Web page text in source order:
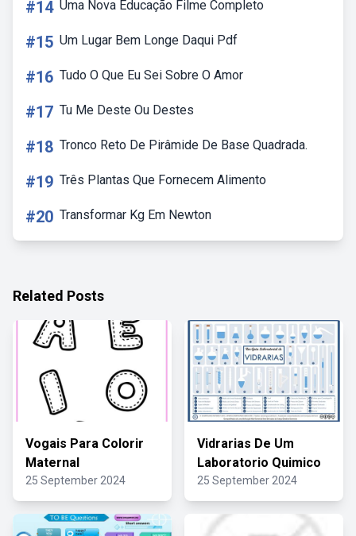
#14 Uma Nova Educação Filme Completo
#15 Um Lugar Bem Longe Daqui Pdf
#16 Tudo O Que Eu Sei Sobre O Amor
#17 Tu Me Deste Ou Destes
#18 Tronco Reto De Pirâmide De Base Quadrada.
#19 Três Plantas Que Fornecem Alimento
#20 Transformar Kg Em Newton
Related Posts
Vogais Para Colorir
Maternal
25 September 2024
Vidrarias De Um
Laboratorio Quimico
25 September 2024